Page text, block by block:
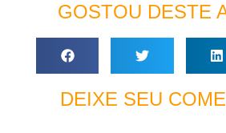
GOSTOU DESTE
DEIXE SEU